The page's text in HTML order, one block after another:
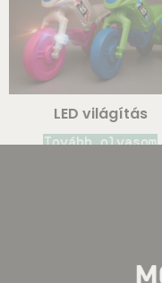
LED világítás
Tovább olvasom